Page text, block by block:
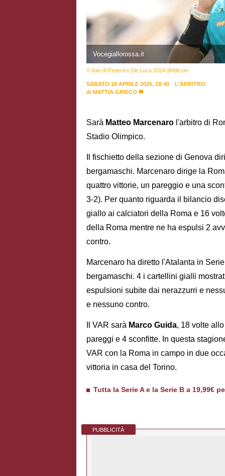
Vocegiallorossa.it
© foto di Federico De Luca 2024 @fdlcom
SABATO 18 APRILE 2026, 18:40
L'ARBITRO
di MATTIA GRIECO
Sarà Matteo Marcenaro l'arbitro di
Stadio Olimpico.
Il fischietto della sezione di Genova
bergamaschi. Marcenaro dirige la
quattro vittorie, un pareggio e una
3-2). Per quanto riguarda il bilancio
giallo ai calciatori della Roma e 16
della Roma mentre ne ha espulsi 2
contro.
Marcenaro ha diretto l'Atalanta in
bergamaschi. 4 i cartellini gialli
espulsioni subite dai nerazzurri e
e nessuno contro.
Il VAR sarà Marco Guida, 18 volte
pareggi e 4 sconfitte. In questa
VAR con la Roma in campo in due
vittoria in casa del Torino.
Tutta la Serie A e la Serie B a 19,99€
PUBBLICITÀ